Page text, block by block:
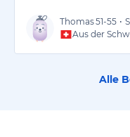
Thomas51-55 •
Aus der
Alle